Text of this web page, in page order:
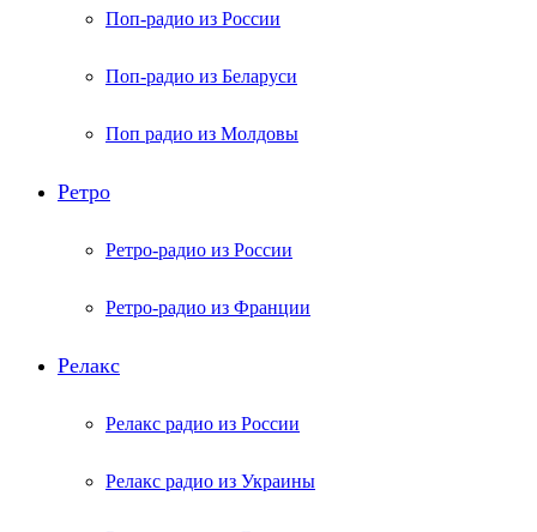
Поп-радио из России
Поп-радио из Беларуси
Поп радио из Молдовы
Ретро
Ретро-радио из России
Ретро-радио из Франции
Релакс
Релакс радио из России
Релакс радио из Украины